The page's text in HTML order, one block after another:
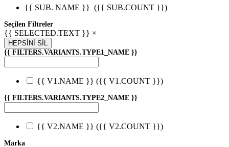
{{ SUB. NAME }} ({{ SUB.COUNT }})
Seçilen Filtreler
{{ SELECTED.TEXT }} ×
HEPSİNİ SİL
{{ FILTERS.VARIANTS.TYPE1_NAME }}
{{ V1.NAME }} ({{ V1.COUNT }})
{{ FILTERS.VARIANTS.TYPE2_NAME }}
{{ V2.NAME }} ({{ V2.COUNT }})
Marka